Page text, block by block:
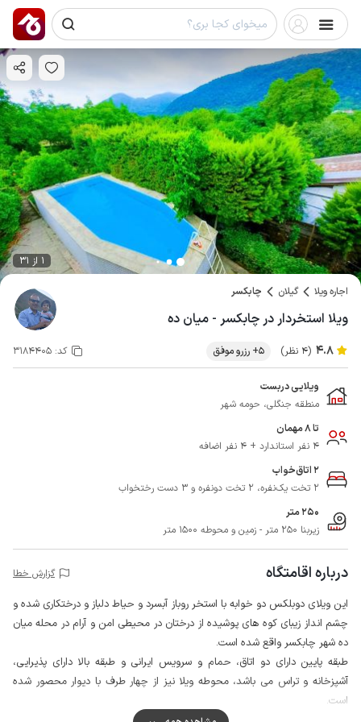
1 از 31
اجاره ویلا گیلان چابکسر
ویلا استخردار در چابکسر - میان ده
4.8 (4 نظر) 5+ رزرو موفق کد: 3184405
ویلایی دربست
منطقه جنگلی، حومه شهر
تا 8 مهمان
4 نفر استاندارد + 4 نفر اضافه
2 اتاق‌خواب
2 تخت یک‌نفره، 2 تخت دونفره و 3 دست رختخواب
250 متر
زیربنا 250 متر - زمین و محوطه 1500 متر
درباره اقامتگاه گزارش خطا
این ویلای دوبلکس دو خوابه با استخر روباز آبسرد و حیاط دلباز و درختکاری شده و
چشم انداز زیبای کوه های پوشیده از درختان در محیطی امن و آرام در محله میان
ده شهر چابکسر واقع شده است.
طبقه پایین دارای دو اتاق، حمام و سرویس ایرانی و طبقه بالا دارای پذیرایی،
آشپزخانه و تراس می باشد، محوطه ویلا نیز از چهار طرف با دیوار محصور شده
است.